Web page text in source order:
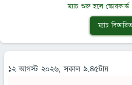
ম্যাচ শুরু হলে স্কোরকার্ড
ম্যাচ বিস্তারিত
১২ আগস্ট ২০২৬, সকাল ৯.৪৫টায়